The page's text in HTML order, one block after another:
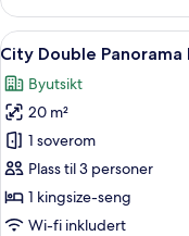
Twin
Panorama
Room
Åpne
alle
bildene
av
City
Double
Panorama
Room
4
City Double Panorama
Byutsikt
20 m²
1 soverom
Plass til 3 personer
1 kingsize-seng
Wi-fi inkludert